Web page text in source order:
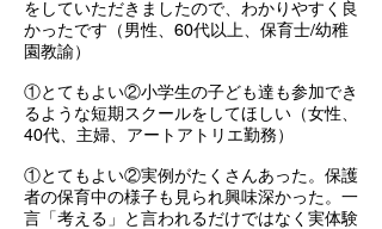
をしていただきましたので、わかりやすく良
かったです（男性、60代以上、保育士/幼稚
園教諭）
①とてもよい②小学生の子ども達も参加でき
るような短期スクールをしてほしい（女性、
40代、主婦、アートアトリエ勤務）
①とてもよい②実例がたくさんあった。保護
者の保育中の様子も見られ興味深かった。一
言「考える」と言われるだけではなく実体験